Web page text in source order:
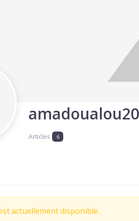
Articles 6
actuellement disponible.